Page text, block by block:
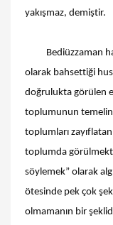
yakışmaz, demiştir.
Bediüzzaman
olarak bahsettiği
doğrulukta görülen
toplumunun temelini
toplumları
toplumda
söylemek” olarak
ötesinde pek çok
olmamanın bir